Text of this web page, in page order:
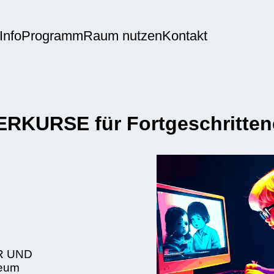
InfoProgrammRaum nutzenKontakt
für
UND